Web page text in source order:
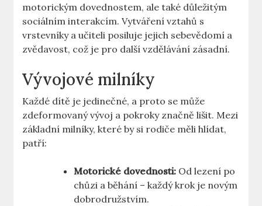
motorickým dovednostem, ale také důležitým
sociálním interakcím. Vytváření vztahů s
vrstevníky a učiteli posiluje jejich sebevědomí a
zvědavost, což je pro další vzdělávání zásadní.
Vývojové milníky
Každé dítě je jedinečné, a proto se může
zdeformovaný vývoj a pokroky značně lišit. Mezi
základní milníky, které by si rodiče měli hlídat,
patří:
Motorické dovednosti: Od lezení po
chůzi a běhání – každý krok je novým
dobrodružstvím.